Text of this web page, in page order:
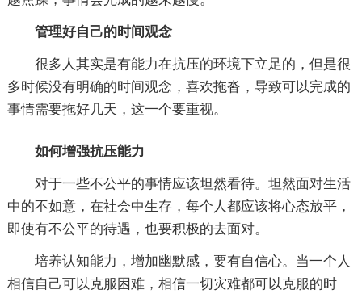
管理好自己的时间观念
很多人其实是有能力在抗压的环境下立足的，但是很
多时候没有明确的时间观念，喜欢拖沓，导致可以完成的
事情需要拖好几天，这一个要重视。
如何增强抗压能力
对于一些不公平的事情应该坦然看待。坦然面对生活
中的不如意，在社会中生存，每个人都应该将心态放平，
即使有不公平的待遇，也要积极的去面对。
培养认知能力，增加幽默感，要有自信心。当一个人
相信自己可以克服困难，相信一切灾难都可以克服的时